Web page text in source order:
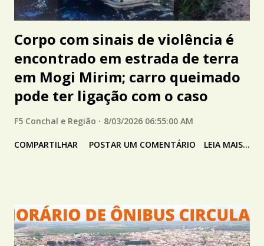
Corpo com sinais de violência é
encontrado em estrada de terra
em Mogi Mirim; carro queimado
pode ter ligação com o caso
F5 Conchal e Região 8/03/2026 06:55:00 AM
COMPARTILHAR POSTAR UM COMENTÁRIO LEIA MAIS...